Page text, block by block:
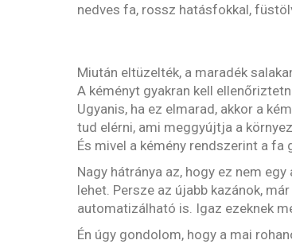
nedves fa, rossz hatásfokkal,
Miután eltüzelték, a maradék
A kéményt gyakran kell
Ugyanis, ha ez elmarad, akkor a
tud elérni, ami meggyújtja a
És mivel a kémény rendszerint a
Nagy hátránya az, hogy ez nem
lehet. Persze az újabb kazánok,
automatizálható is. Igaz ezeknek
Én úgy gondolom, hogy a mai